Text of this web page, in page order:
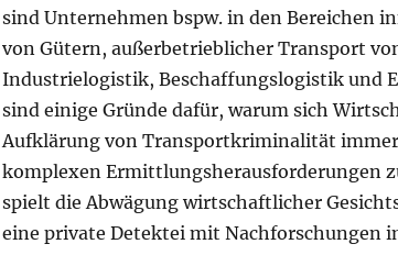
sind Unternehmen bspw. in den Bereichen
von Gütern, außerbetrieblicher Transport
Industrielogistik, Beschaffungslogistik und
sind einige Gründe dafür, warum sich
Aufklärung von Transportkriminalität
komplexen Ermittlungsherausforderungen
spielt die Abwägung wirtschaftlicher
eine private Detektei mit Nachforschungen